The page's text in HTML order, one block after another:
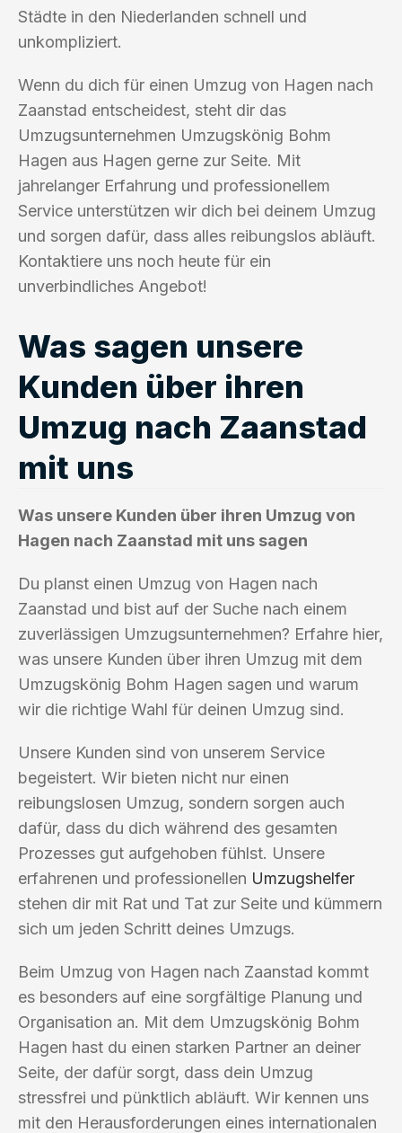
Städte in den Niederlanden schnell und
unkompliziert.
Wenn du dich für einen Umzug von Hagen nach
Zaanstad entscheidest, steht dir das
Umzugsunternehmen Umzugskönig Bohm
Hagen aus Hagen gerne zur Seite. Mit
jahrelanger Erfahrung und professionellem
Service unterstützen wir dich bei deinem Umzug
und sorgen dafür, dass alles reibungslos abläuft.
Kontaktiere uns noch heute für ein
unverbindliches Angebot!
Was sagen unsere
Kunden über ihren
Umzug nach Zaanstad
mit uns
Was unsere Kunden über ihren Umzug von
Hagen nach Zaanstad mit uns sagen
Du planst einen Umzug von Hagen nach
Zaanstad und bist auf der Suche nach einem
zuverlässigen Umzugsunternehmen? Erfahre hier,
was unsere Kunden über ihren Umzug mit dem
Umzugskönig Bohm Hagen sagen und warum
wir die richtige Wahl für deinen Umzug sind.
Unsere Kunden sind von unserem Service
begeistert. Wir bieten nicht nur einen
reibungslosen Umzug, sondern sorgen auch
dafür, dass du dich während des gesamten
Prozesses gut aufgehoben fühlst. Unsere
erfahrenen und professionellen Umzugshelfer
stehen dir mit Rat und Tat zur Seite und kümmern
sich um jeden Schritt deines Umzugs.
Beim Umzug von Hagen nach Zaanstad kommt
es besonders auf eine sorgfältige Planung und
Organisation an. Mit dem Umzugskönig Bohm
Hagen hast du einen starken Partner an deiner
Seite, der dafür sorgt, dass dein Umzug
stressfrei und pünktlich abläuft. Wir kennen uns
mit den Herausforderungen eines internationalen